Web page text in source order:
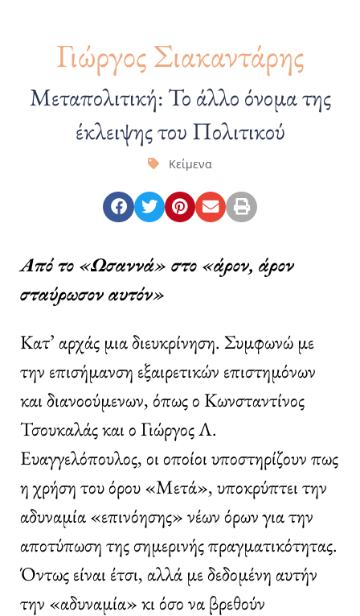
Γιώργος Σιακαντάρης
Μεταπολιτική: Το άλλο όνομα της
έκλειψης του Πολιτικού
Κείμενα
Από το «Ωσαννά» στο «άρον, άρον
σταύρωσον αυτόν»
Κατ’ αρχάς μια διευκρίνηση. Συμφωνώ με
την επισήμανση εξαιρετικών επιστημόνων
και διανοούμενων, όπως ο Κωνσταντίνος
Τσουκαλάς και ο Γιώργος Λ.
Ευαγγελόπουλος, οι οποίοι υποστηρίζουν πως
η χρήση του όρου «Μετά», υποκρύπτει την
αδυναμία «επινόησης» νέων όρων για την
αποτύπωση της σημερινής πραγματικότητας.
Όντως είναι έτσι, αλλά με δεδομένη αυτήν
την «αδυναμία» κι όσο να βρεθούν